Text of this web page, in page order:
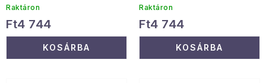
Érintkezés
Raktáron
Ft4 744
KOSÁRBA
Raktáron
Ft4 744
KOSÁRBA